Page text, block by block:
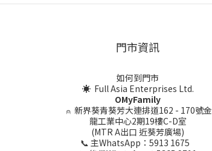
門市資訊
如何到門市
☀ Full Asia Enterprises Ltd.
OMyFamily
⍝ 新界葵青葵芳大連排道162 - 170號金
龍工業中心2期19樓C-D室
(MTR A出口 近葵芳廣場)
📞 主WhatsApp：5913 1675